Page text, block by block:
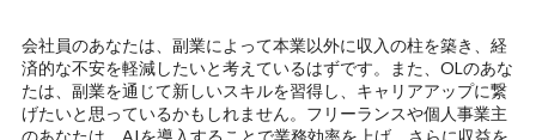
会社員のあなたは、副業によって本業以外に収入の柱を築き、経
済的な不安を軽減したいと考えているはずです。また、OLのあな
たは、副業を通じて新しいスキルを習得し、キャリアアップに繋
げたいと思っているかもしれません。フリーランスや個人事業主
のあなたは、AIを導入することで業務効率を上げ、さらに収益を